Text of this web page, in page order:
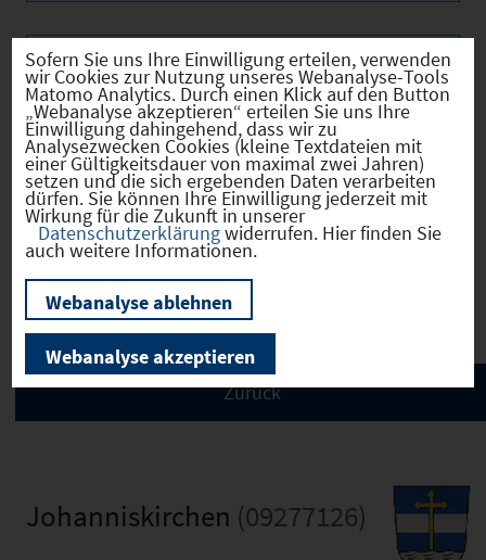
Sozialvers. Beschäftigte
Verkehrsinfrastruktur
Kommunale Infrastruktur
Johanniskirchen (09277126)
Sofern Sie uns Ihre Einwilligung erteilen, verwenden
wir Cookies zur Nutzung unseres Webanalyse-Tools
Matomo Analytics. Durch einen Klick auf den Button
„Webanalyse akzeptieren“ erteilen Sie uns Ihre
Einwilligung dahingehend, dass wir zu
Analysezwecken Cookies (kleine Textdateien mit
einer Gültigkeitsdauer von maximal zwei Jahren)
setzen und die sich ergebenden Daten verarbeiten
dürfen. Sie können Ihre Einwilligung jederzeit mit
Wirkung für die Zukunft in unserer
Datenschutzerklärungwiderrufen. Hier finden Sie
auch weitere Informationen.
Webanalyse ablehnen
Webanalyse akzeptieren